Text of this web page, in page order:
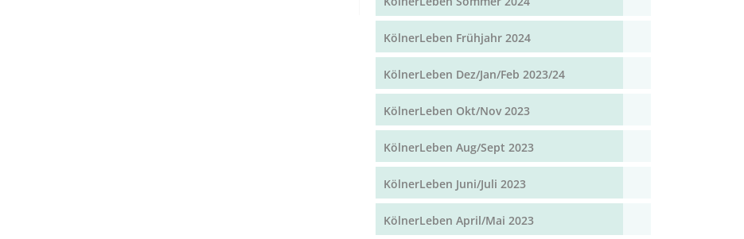
KölnerLeben Frühjahr 2024
KölnerLeben Dez/Jan/Feb 2023/24
KölnerLeben Okt/Nov 2023
KölnerLeben Aug/Sept 2023
KölnerLeben Juni/Juli 2023
KölnerLeben April/Mai 2023